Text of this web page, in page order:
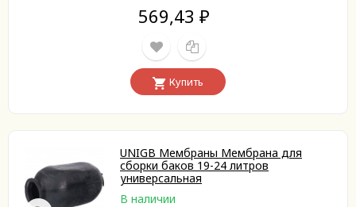
569,43 ₽
Купить
UNIGB Мембраны Мембрана для
сборки баков 19-24 литров
универсальная
В наличии